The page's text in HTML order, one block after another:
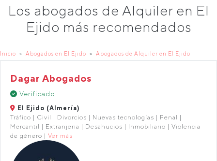
Los abogados de Alquiler en El
Ejido más recomendados
Inicio Abogados en El Ejido Abogados de Alquiler en El Ejido
Dagar Abogados
Verificado
El Ejido (Almería)
Tráfico | Civil | Divorcios | Nuevas tecnologías | Penal |
Mercantil | Extranjería | Desahucios | Inmobiliario | Violencia
de género | Ver más